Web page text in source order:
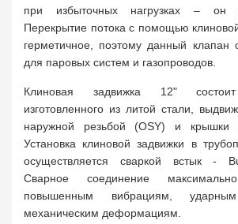
при избыточных нагрузках – он
Перекрытие потока с помощью
герметичное, поэтому данный клапан
для паровых систем и газопроводов.
Клиновая задвижка 12"
изготовленного из литой стали,
наружной резьбой (OSY) и крышки
Установка клиновой задвижки в
осуществляется сваркой встык -
Сварное соединение
повышенным вибрациям,
механическим деформациям.